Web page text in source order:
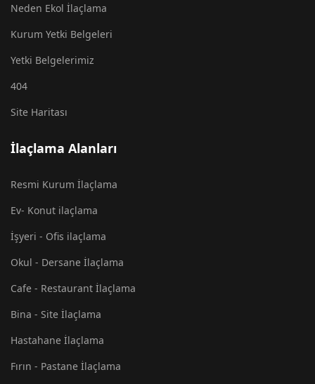
Neden Ekol İlaçlama
Kurum Yetki Belgeleri
Yetki Belgelerimiz
404
Site Haritası
İlaçlama Alanları
Resmi Kurum İlaçlama
Ev- Konut ilaçlama
İşyeri - Ofis ilaçlama
Okul - Dersane İlaçlama
Cafe - Restaurant İlaçlama
Bina - Site İlaçlama
Hastahane İlaçlama
Fırın - Pastane İlaçlama